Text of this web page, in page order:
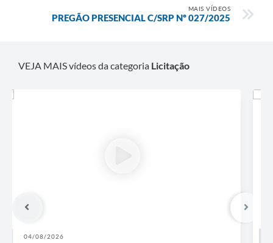
MAIS VÍDEOS
PREGÃO PRESENCIAL C/SRP Nº 027/2025
VEJA MAIS vídeos da categoria Licitação
09/07/2026